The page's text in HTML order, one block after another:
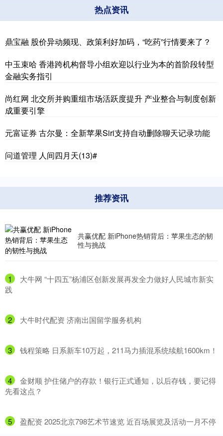
热点资讯
鼎宝融 股价异动频现、政策利好加码，“吃药”行情要来了？
中玉束哈 香港跨机构督导小组欢迎以行业为本的首阶段转型
金融实务指引
尚红网 北交所并购重组市场活跃度提升 产业整合与制度创新
成重要引擎
元富证券 古尔曼：全新苹果Siri支持自动删除聊天记录功能
问道管理 人间四月天(13)#
推荐资讯
共赢优配 新iPhone热销背后：苹果生态的韧
性与挑战
1
​大牛网 “十四五”杨浦区创新发展再发全力做好人民城市新实
践
2 ​大牛时代配资 济南出国留学服务机构
3 ​钱程策略 日系新车10万起，211马力插混系统续航1600km！
4
​金财顺 护住储户的存款！银行正式通知，以后存钱，要记得
先看这点？
5 ​盈配资 2025北京798艺术节速览 近百场展览及活动一月不停